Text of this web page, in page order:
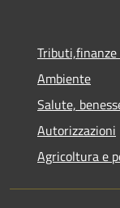
Ambiente
Salute,
Autorizzazioni
Agricoltura e